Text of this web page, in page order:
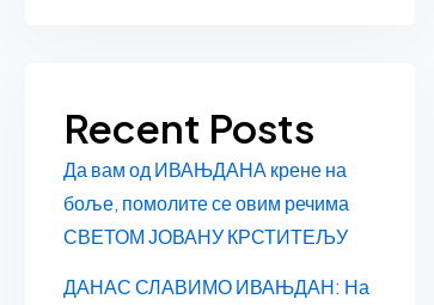
Recent Posts
Да вам од ИВАЊДАНА крене на
боље, помолите се овим речима
СВЕТОМ ЈОВАНУ КРСТИТЕЉУ
ДАНАС СЛАВИМО ИВАЊДАН: На